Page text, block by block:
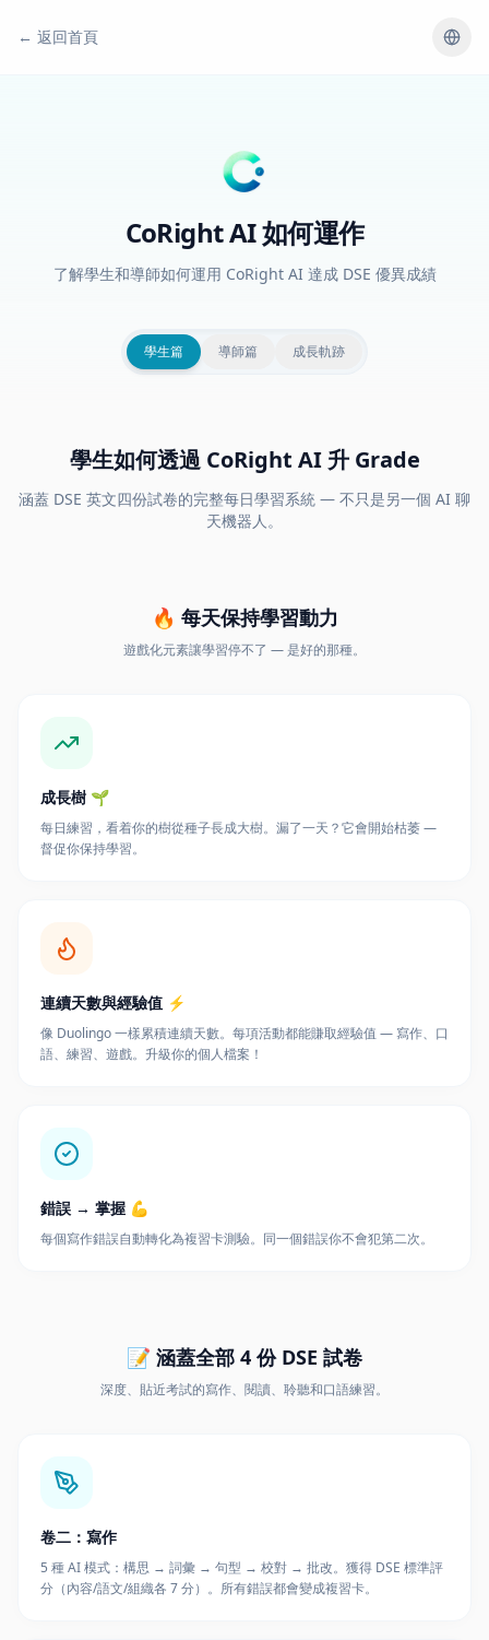
← 返回首頁
CoRight AI 如何運作
了解學生和導師如何運用 CoRight AI 達成 DSE 優異成績
學生篇 導師篇 成長軌跡
學生如何透過 CoRight AI 升 Grade
涵蓋 DSE 英文四份試卷的完整每日學習系統 — 不只是另一個 AI 聊
天機器人。
🔥 每天保持學習動力
遊戲化元素讓學習停不了 — 是好的那種。
成長樹 🌱
每日練習，看着你的樹從種子長成大樹。漏了一天？它會開始枯萎 —
督促你保持學習。
連續天數與經驗值 ⚡
像 Duolingo 一樣累積連續天數。每項活動都能賺取經驗值 — 寫作、口
語、練習、遊戲。升級你的個人檔案！
錯誤 → 掌握 💪
每個寫作錯誤自動轉化為複習卡測驗。同一個錯誤你不會犯第二次。
📝 涵蓋全部 4 份 DSE 試卷
深度、貼近考試的寫作、閱讀、聆聽和口語練習。
卷二：寫作
5 種 AI 模式：構思 → 詞彙 → 句型 → 校對 → 批改。獲得 DSE 標準評
分（內容/語文/組織各 7 分）。所有錯誤都會變成複習卡。